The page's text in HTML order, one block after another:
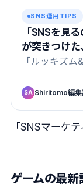
SNS運用TIPS
「SNSを見
が突きつけ
係
「ルッキズム
SA Shiritomo編集
「SNSマーケ
ゲームの最新